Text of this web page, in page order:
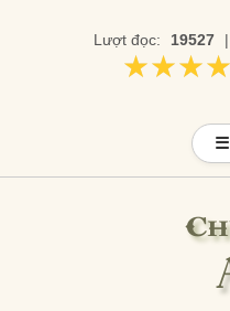
Lượt đọc: 19527 |
☰